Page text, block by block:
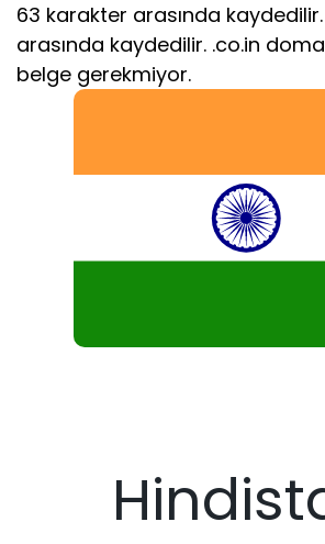
63 karakter arasında kaydedilir.
arasında kaydedilir. .co.in
belge gerekmiyor.